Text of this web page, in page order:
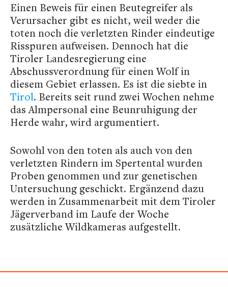
Einen Beweis für einen Beutegreifer als
Verursacher gibt es nicht, weil weder die
toten noch die verletzten Rinder eindeutige
Risspuren aufweisen. Dennoch hat die
Tiroler Landesregierung eine
Abschussverordnung für einen Wolf in
diesem Gebiet erlassen. Es ist die siebte in
Tirol. Bereits seit rund zwei Wochen nehme
das Almpersonal eine Beunruhigung der
Herde wahr, wird argumentiert.
Sowohl von den toten als auch von den
verletzten Rindern im Spertental wurden
Proben genommen und zur genetischen
Untersuchung geschickt. Ergänzend dazu
werden in Zusammenarbeit mit dem Tiroler
Jägerverband im Laufe der Woche
zusätzliche Wildkameras aufgestellt.